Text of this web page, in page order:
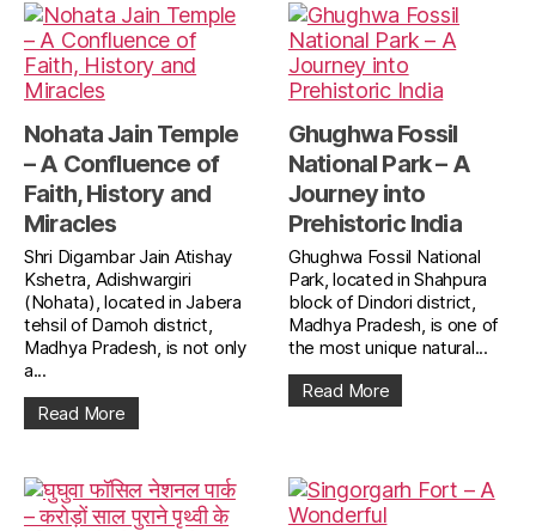
Nohata Jain Temple
– A Confluence of
Faith, History and
Miracles
Shri Digambar Jain Atishay
Kshetra, Adishwargiri
(Nohata), located in Jabera
tehsil of Damoh district,
Madhya Pradesh, is not only
a...
Read More
Ghughwa Fossil
National Park – A
Journey into
Prehistoric India
Ghughwa Fossil National
Park, located in Shahpura
block of Dindori district,
Madhya Pradesh, is one of
the most unique natural...
Read More